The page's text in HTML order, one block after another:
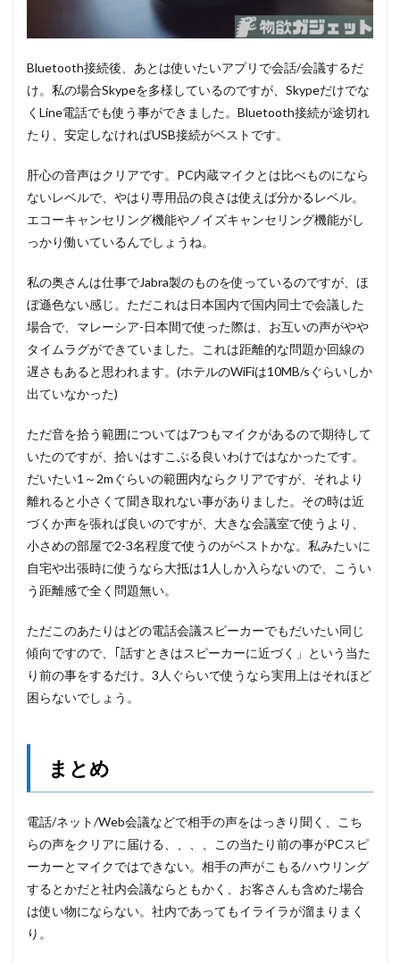
Bluetooth接続後、あとは使いたいアプリで会話/会議するだ
け。私の場合Skypeを多様しているのですが、Skypeだけでな
くLine電話でも使う事ができました。Bluetooth接続が途切れ
たり、安定しなければUSB接続がベストです。
肝心の音声はクリアです。PC内蔵マイクとは比べものになら
ないレベルで、やはり専用品の良さは使えば分かるレベル。
エコーキャンセリング機能やノイズキャンセリング機能がし
っかり働いているんでしょうね。
私の奥さんは仕事でJabra製のものを使っているのですが、ほ
ぼ遜色ない感じ。ただこれは日本国内で国内同士で会議した
場合で、マレーシア-日本間で使った際は、お互いの声がやや
タイムラグができていました。これは距離的な問題か回線の
遅さもあると思われます。(ホテルのWiFiは10MB/sぐらいしか
出ていなかった)
ただ音を拾う範囲については7つもマイクがあるので期待して
いたのですが、拾いはすこぶる良いわけではなかったです。
だいたい1～2mぐらいの範囲内ならクリアですが、それより
離れると小さくて聞き取れない事がありました。その時は近
づくか声を張れば良いのですが、大きな会議室で使うより、
小さめの部屋で2-3名程度で使うのがベストかな。私みたいに
自宅や出張時に使うなら大抵は1人しか入らないので、こうい
う距離感で全く問題無い。
ただこのあたりはどの電話会議スピーカーでもだいたい同じ
傾向ですので、｢話すときはスピーカーに近づく」という当た
り前の事をするだけ。3人ぐらいで使うなら実用上はそれほど
困らないでしょう。
まとめ
電話/ネット/Web会議などで相手の声をはっきり聞く、こち
らの声をクリアに届ける、、、、この当たり前の事がPCスピ
ーカーとマイクではできない。相手の声がこもる/ハウリング
するとかだと社内会議ならともかく、お客さんも含めた場合
は使い物にならない。社内であってもイライラが溜まりまく
り。